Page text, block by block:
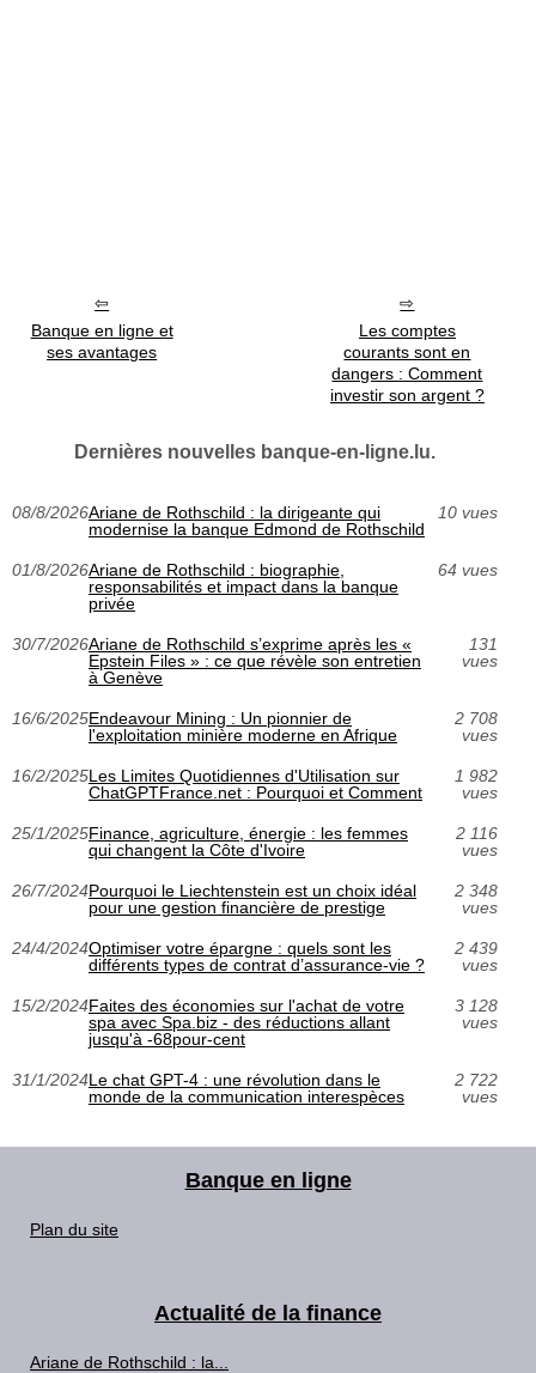
Banque en ligne et
ses avantages
Les comptes
courants sont en
dangers : Comment
investir son argent ?
Dernières nouvelles banque-en-ligne.lu.
08/8/2026Ariane de Rothschild : la dirigeante qui
modernise la banque Edmond de Rothschild
10 vues
01/8/2026Ariane de Rothschild : biographie,
responsabilités et impact dans la banque
privée
64 vues
30/7/2026Ariane de Rothschild s’exprime après les «
Epstein Files » : ce que révèle son entretien
à Genève
131
vues
16/6/2025Endeavour Mining : Un pionnier de
l'exploitation minière moderne en Afrique
2 708
vues
16/2/2025Les Limites Quotidiennes d'Utilisation sur
ChatGPTFrance.net : Pourquoi et Comment
1 982
vues
25/1/2025Finance, agriculture, énergie : les femmes
qui changent la Côte d'Ivoire
2 116
vues
26/7/2024Pourquoi le Liechtenstein est un choix idéal
pour une gestion financière de prestige
2 348
vues
24/4/2024Optimiser votre épargne : quels sont les
différents types de contrat d’assurance-vie ?
2 439
vues
15/2/2024Faites des économies sur l'achat de votre
spa avec Spa.biz - des réductions allant
jusqu'à -68pour-cent
3 128
vues
31/1/2024Le chat GPT-4 : une révolution dans le
monde de la communication interespèces
2 722
vues
Banque en ligne
Plan du site
Actualité de la finance
Ariane de Rothschild : la...